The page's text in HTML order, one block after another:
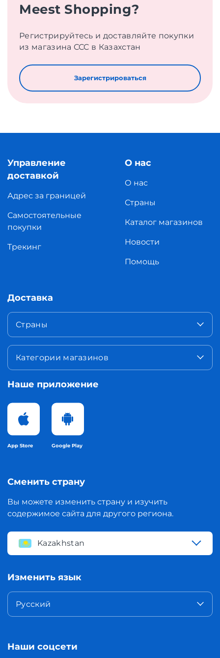
Meest Shopping?
Регистрируйтесь и доставляйте покупки
из магазина CCC в Казахстан
Зарегистрироваться
Управление
доставкой
Адрес за границей
Самостоятельные
покупки
Трекинг
О нас
О нас
Страны
Каталог магазинов
Новости
Помощь
Доставка
Страны
Категории магазинов
Наше приложение
App Store Google Play
Сменить страну
Вы можете изменить страну и изучить
содержимое сайта для другого региона.
Kazakhstan
Изменить язык
Русский
Наши соцсети